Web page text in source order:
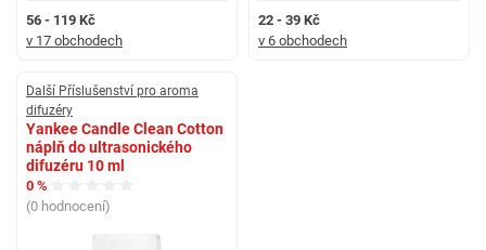
56 - 119 Kč
v 17 obchodech
22 - 39 Kč
v 6 obchodech
Další Příslušenství pro aroma
difuzéry
Yankee Candle Clean Cotton
náplň do ultrasonického
difuzéru 10 ml
0 %
(0 hodnocení)